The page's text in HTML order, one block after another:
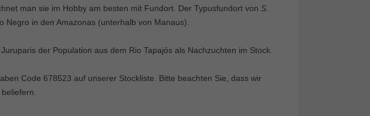
man sie im Hobby am besten mit Fundort. Der Typusfundort von S.
Negro in den Amazonas (unterhalb von Manaus).
der Population aus dem Rio Tapajós als Nachzuchten im Stock.
Code 678523 auf unserer Stockliste. Bitte beachten Sie, dass wir